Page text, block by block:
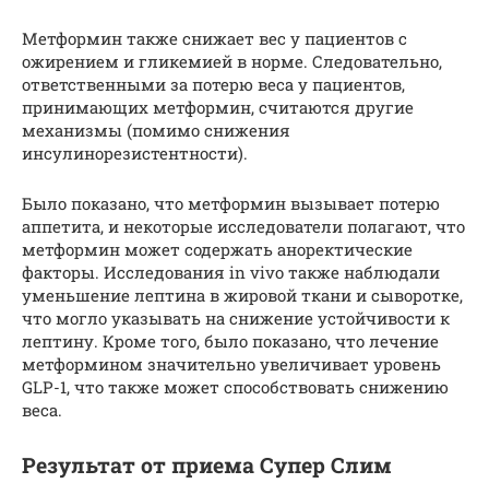
Метформин также снижает вес у пациентов с
ожирением и гликемией в норме. Следовательно,
ответственными за потерю веса у пациентов,
принимающих метформин, считаются другие
механизмы (помимо снижения
инсулинорезистентности).
Было показано, что метформин вызывает потерю
аппетита, и некоторые исследователи полагают, что
метформин может содержать аноректические
факторы. Исследования in vivo также наблюдали
уменьшение лептина в жировой ткани и сыворотке,
что могло указывать на снижение устойчивости к
лептину. Кроме того, было показано, что лечение
метформином значительно увеличивает уровень
GLP-1, что также может способствовать снижению
веса.
Результат от приема Супер Слим